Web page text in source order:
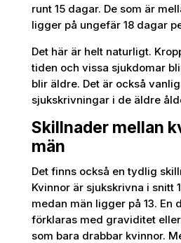
runt 15 dagar. De som är
ligger på ungefär 18 dagar
Det här är helt naturligt.
tiden och vissa sjukdomar
blir äldre. Det är också
sjukskrivningar i de äldre
Skillnader mellan
män
Det finns också en tydlig
Kvinnor är sjukskrivna i snitt
medan män ligger på 13. En
förklaras med graviditet
som bara drabbar kvinnor.